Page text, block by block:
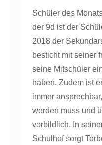
Schüler des
der 9d ist der
2018 der
besticht mit seiner
seine Mitschüler
haben. Zudem ist
immer
werden muss und
vorbildlich. In
Schulhof sorgt